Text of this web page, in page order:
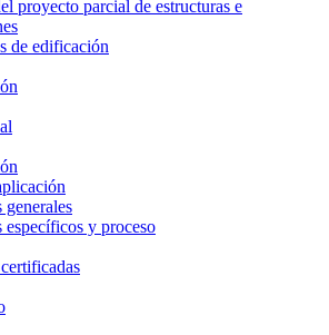
proyecto parcial de estructuras e
de edificación
generales
específicos y proceso